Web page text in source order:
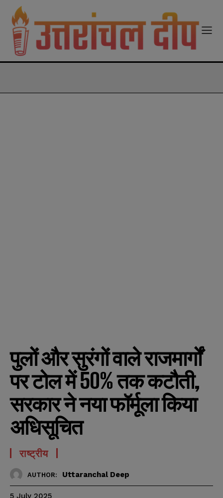
पुलों और सुरंगों वाले राजमार्गों
पर टोल में 50% तक कटौती,
सरकार ने नया फॉर्मूला किया
अधिसूचित
राष्ट्रीय
AUTHOR: Uttaranchal Deep